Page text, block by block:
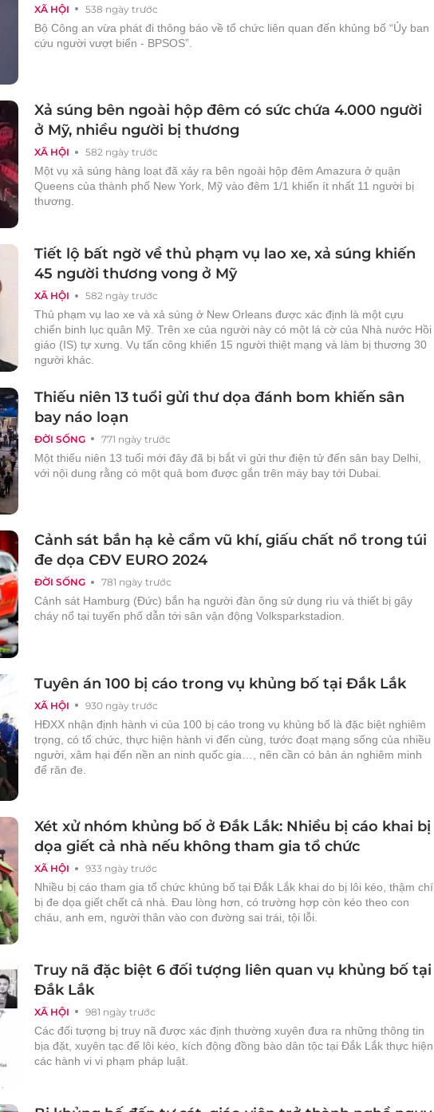
XÃ HỘI 538 ngày trước
Bộ Công an vừa phát đi thông báo về tổ chức liên quan đến khủng bố “Ủy ban
cứu người vượt biển - BPSOS”.
XÃ HỘI 582 ngày trước
Xả súng bên ngoài hộp đêm có sức chứa 4.000 người
ở Mỹ, nhiều người bị thương
Một vụ xả súng hàng loạt đã xảy ra bên ngoài hộp đêm Amazura ở quận
Queens của thành phố New York, Mỹ vào đêm 1/1 khiến ít nhất 11 người bị
thương.
XÃ HỘI 582 ngày trước
Tiết lộ bất ngờ về thủ phạm vụ lao xe, xả súng khiến
45 người thương vong ở Mỹ
Thủ phạm vụ lao xe và xả súng ở New Orleans được xác định là một cựu
chiến binh lục quân Mỹ. Trên xe của người này có một lá cờ của Nhà nước Hồi
giáo (IS) tự xưng. Vụ tấn công khiến 15 người thiệt mạng và làm bị thương 30
người khác.
ĐỜI SỐNG 771 ngày trước
Thiếu niên 13 tuổi gửi thư dọa đánh bom khiến sân
bay náo loạn
Một thiếu niên 13 tuổi mới đây đã bị bắt vì gửi thư điện tử đến sân bay Delhi,
với nội dung rằng có một quả bom được gắn trên máy bay tới Dubai.
ĐỜI SỐNG 781 ngày trước
Cảnh sát bắn hạ kẻ cầm vũ khí, giấu chất nổ trong túi
đe dọa CĐV EURO 2024
Cảnh sát Hamburg (Đức) bắn hạ người đàn ông sử dụng rìu và thiết bị gây
cháy nổ tại tuyến phố dẫn tới sân vận động Volksparkstadion.
XÃ HỘI 930 ngày trước
Tuyên án 100 bị cáo trong vụ khủng bố tại Đắk Lắk
HĐXX nhận định hành vi của 100 bị cáo trong vụ khủng bố là đặc biệt nghiêm
trọng, có tổ chức, thực hiện hành vi đến cùng, tước đoạt mạng sống của nhiều
người, xâm hại đến nền an ninh quốc gia…, nên cần có bản án nghiêm minh
để răn đe.
XÃ HỘI 933 ngày trước
Xét xử nhóm khủng bố ở Đắk Lắk: Nhiều bị cáo khai bị
dọa giết cả nhà nếu không tham gia tổ chức
Nhiều bị cáo tham gia tổ chức khủng bố tại Đắk Lắk khai do bị lôi kéo, thậm chí
bị đe dọa giết chết cả nhà. Đau lòng hơn, có trường hợp còn kéo theo con
cháu, anh em, người thân vào con đường sai trái, tội lỗi.
XÃ HỘI 981 ngày trước
Truy nã đặc biệt 6 đối tượng liên quan vụ khủng bố tại
Đắk Lắk
Các đối tượng bị truy nã được xác định thường xuyên đưa ra những thông tin
bịa đặt, xuyên tạc để lôi kéo, kích động đồng bào dân tộc tại Đắk Lắk thực hiện
các hành vi vi phạm pháp luật.